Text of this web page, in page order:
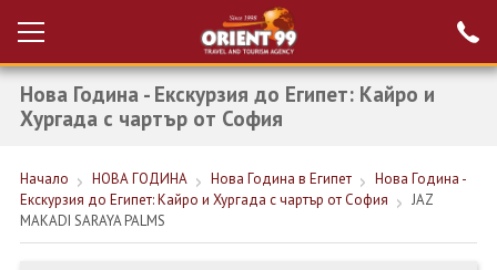
Вход за агенти
Проверка на
НОВА ГОДИНА ТУРЦИЯ
НОВА ГОДИНА
Нова Година - Екскурзия до Египет: Кайро и
Хургада с чартър от София
Начало НОВА ГОДИНА Нова Година в Египет
Нова Година -
Екскурзия до Египет: Кайро и Хургада с чартър от София
JAZ
MAKADI SARAYA PALMS